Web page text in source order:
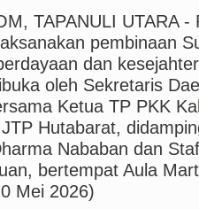
TAPANULI UTARA
pembinaan
dan
oleh Sekretaris
Ketua TP PKK
Hutabarat,
Nababan dan
bertempat Aula
Mei 2026)